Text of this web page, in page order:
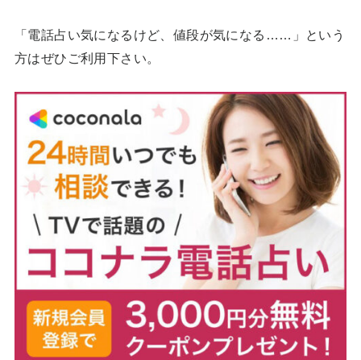
「電話占い気になるけど、値段が気になる……」という
方はぜひご利用下さい。